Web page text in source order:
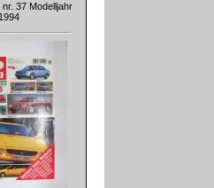
37 Modelljahr
1994